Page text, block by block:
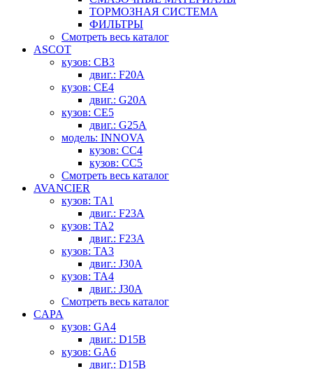
ТОРМОЗНАЯ СИСТЕМА
ФИЛЬТРЫ
Смотреть весь каталог
ASCOT
кузов: CB3
двиг.: F20A
кузов: CE4
двиг.: G20A
кузов: CE5
двиг.: G25A
модель: INNOVA
кузов: CC4
кузов: CC5
Смотреть весь каталог
AVANCIER
кузов: TA1
двиг.: F23A
кузов: TA2
двиг.: F23A
кузов: TA3
двиг.: J30A
кузов: TA4
двиг.: J30A
Смотреть весь каталог
CAPA
кузов: GA4
двиг.: D15B
кузов: GA6
двиг.: D15B